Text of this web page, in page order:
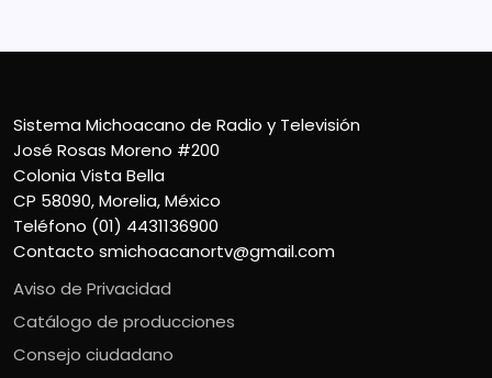
Sistema Michoacano de Radio y Televisión
José Rosas Moreno #200
Colonia Vista Bella
CP 58090, Morelia, México
Teléfono (01) 4431136900
Contacto smichoacanortv@gmail.com
Aviso de Privacidad
Catálogo de producciones
Consejo ciudadano